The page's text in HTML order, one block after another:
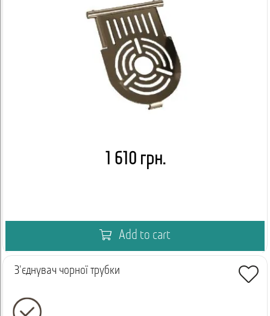
1 610 грн.
Add to cart
З'єднувач чорної трубки